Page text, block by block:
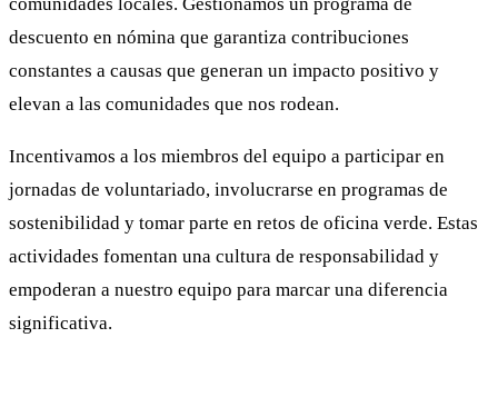
descuento en nómina que garantiza contribuciones
constantes a causas que generan un impacto positivo y
elevan a las comunidades que nos rodean.
Incentivamos a los miembros del equipo a participar en
jornadas de voluntariado, involucrarse en programas de
sostenibilidad y tomar parte en retos de oficina verde. Estas
actividades fomentan una cultura de responsabilidad y
empoderan a nuestro equipo para marcar una diferencia
significativa.